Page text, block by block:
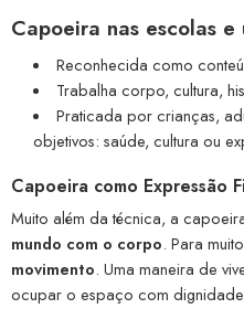
Capoeira nas escolas e
Reconhecida como
Trabalha corpo, cultura,
Praticada por crianças,
objetivos: saúde, cultura ou
Capoeira como Expressão
Muito além da técnica, a
mundo com o corpo. Para
movimento. Uma maneira de
ocupar o espaço com